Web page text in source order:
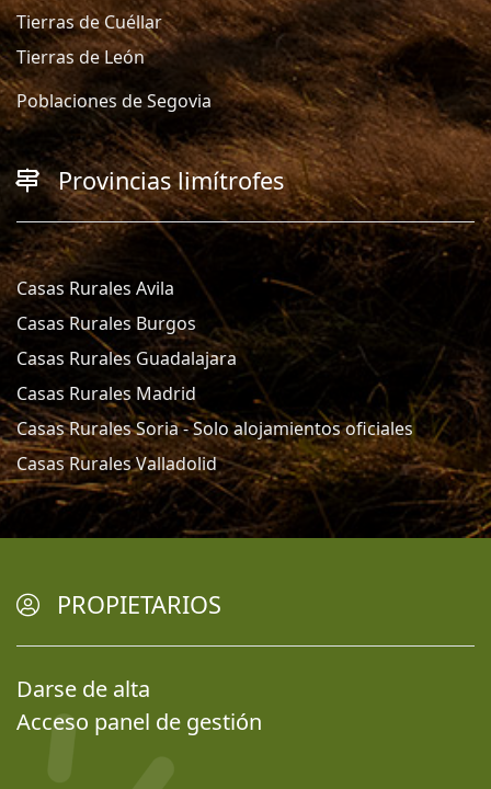
Tierras de Cuéllar
Tierras de León
Poblaciones de Segovia
Provincias limítrofes
Casas Rurales Avila
Casas Rurales Burgos
Casas Rurales Guadalajara
Casas Rurales Madrid
Casas Rurales Soria - Solo alojamientos oficiales
Casas Rurales Valladolid
PROPIETARIOS
Darse de alta
Acceso panel de gestión